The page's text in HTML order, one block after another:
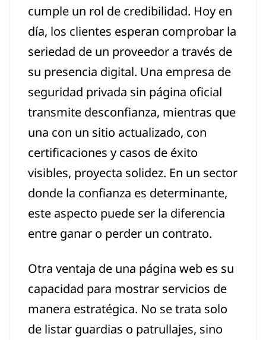
cumple un rol de credibilidad. Hoy en
día, los clientes esperan comprobar la
seriedad de un proveedor a través de
su presencia digital. Una empresa de
seguridad privada sin página oficial
transmite desconfianza, mientras que
una con un sitio actualizado, con
certificaciones y casos de éxito
visibles, proyecta solidez. En un sector
donde la confianza es determinante,
este aspecto puede ser la diferencia
entre ganar o perder un contrato.
Otra ventaja de una página web es su
capacidad para mostrar servicios de
manera estratégica. No se trata solo
de listar guardias o patrullajes, sino